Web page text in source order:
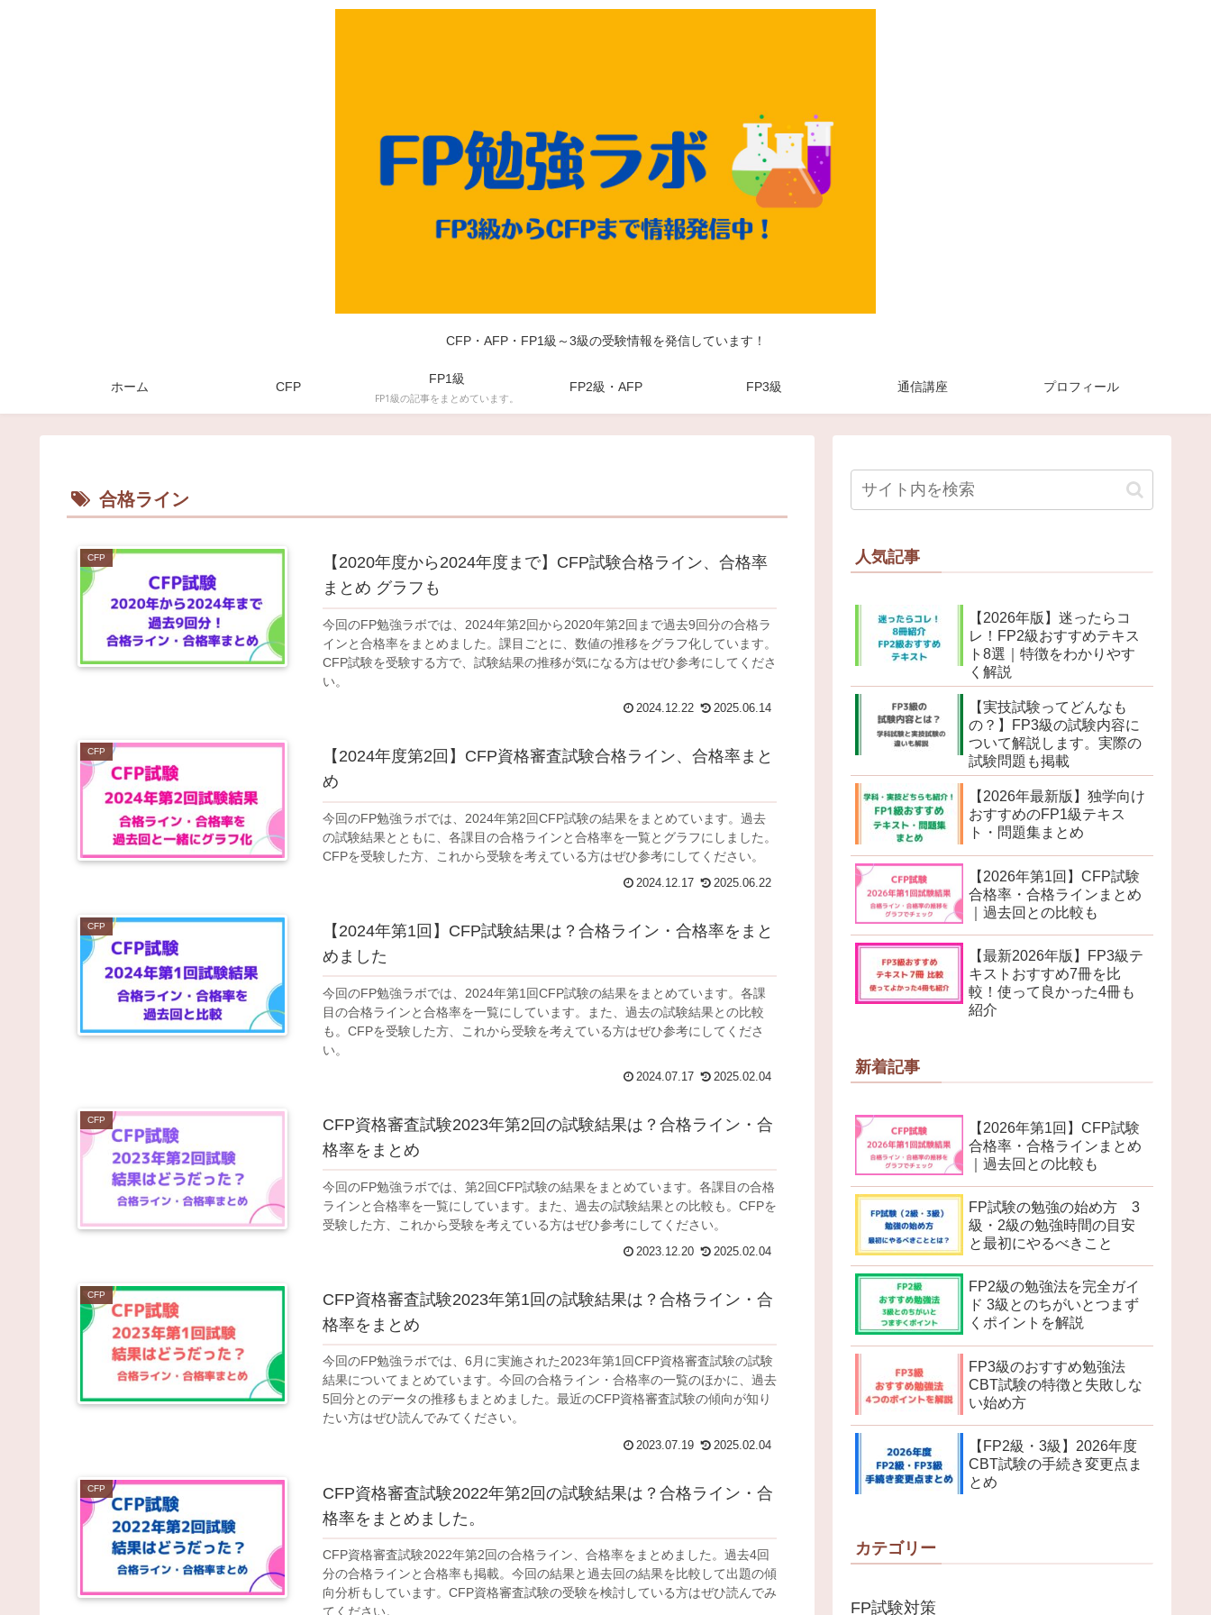
CFP・AFP・FP1級～3級の受験情報を発信しています！
ホーム CFP
FP1級
FP1級の記事をまとめています。
FP2級・AFP FP3級 通信講座 プロフィール
合格ライン
CFP
【2020年度から2024年度まで】CFP試験合格ライン、合格率
まとめ グラフも
今回のFP勉強ラボでは、2024年第2回から2020年第2回まで過去9回分の合格ラ
インと合格率をまとめました。課目ごとに、数値の推移をグラフ化しています。
CFP試験を受験する方で、試験結果の推移が気になる方はぜひ参考にしてくださ
い。
2024.12.22 2025.06.14
CFP
【2024年度第2回】CFP資格審査試験合格ライン、合格率まと
め
今回のFP勉強ラボでは、2024年第2回CFP試験の結果をまとめています。過去
の試験結果とともに、各課目の合格ラインと合格率を一覧とグラフにしました。
CFPを受験した方、これから受験を考えている方はぜひ参考にしてください。
2024.12.17 2025.06.22
CFP
【2024年第1回】CFP試験結果は？合格ライン・合格率をまと
めました
今回のFP勉強ラボでは、2024年第1回CFP試験の結果をまとめています。各課
目の合格ラインと合格率を一覧にしています。また、過去の試験結果との比較
も。CFPを受験した方、これから受験を考えている方はぜひ参考にしてくださ
い。
2024.07.17 2025.02.04
CFP
CFP資格審査試験2023年第2回の試験結果は？合格ライン・合
格率をまとめ
今回のFP勉強ラボでは、第2回CFP試験の結果をまとめています。各課目の合格
ラインと合格率を一覧にしています。また、過去の試験結果との比較も。CFPを
受験した方、これから受験を考えている方はぜひ参考にしてください。
2023.12.20 2025.02.04
CFP
CFP資格審査試験2023年第1回の試験結果は？合格ライン・合
格率をまとめ
今回のFP勉強ラボでは、6月に実施された2023年第1回CFP資格審査試験の試験
結果についてまとめています。今回の合格ライン・合格率の一覧のほかに、過去
5回分とのデータの推移もまとめました。最近のCFP資格審査試験の傾向が知り
たい方はぜひ読んでみてください。
2023.07.19 2025.02.04
CFP
CFP資格審査試験2022年第2回の試験結果は？合格ライン・合
格率をまとめました。
CFP資格審査試験2022年第2回の合格ライン、合格率をまとめました。過去4回
分の合格ラインと合格率も掲載。今回の結果と過去回の結果を比較して出題の傾
向分析もしています。CFP資格審査試験の受験を検討している方はぜひ読んでみ
てください。
人気記事
【2026年版】迷ったらコ
レ！FP2級おすすめテキス
ト8選｜特徴をわかりやす
く解説
【実技試験ってどんなも
の？】FP3級の試験内容に
ついて解説します。実際の
試験問題も掲載
【2026年最新版】独学向け
おすすめのFP1級テキス
ト・問題集まとめ
【2026年第1回】CFP試験
合格率・合格ラインまとめ
｜過去回との比較も
【最新2026年版】FP3級テ
キストおすすめ7冊を比
較！使って良かった4冊も
紹介
新着記事
【2026年第1回】CFP試験
合格率・合格ラインまとめ
｜過去回との比較も
FP試験の勉強の始め方 3
級・2級の勉強時間の目安
と最初にやるべきこと
FP2級の勉強法を完全ガイ
ド 3級とのちがいとつまず
くポイントを解説
FP3級のおすすめ勉強法
CBT試験の特徴と失敗しな
い始め方
【FP2級・3級】2026年度
CBT試験の手続き変更点ま
とめ
カテゴリー
FP試験対策